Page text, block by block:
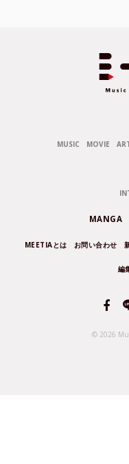
MUSIC MOVIE
MANGA
MEETIAとは お問い合わせ
編
© 2026